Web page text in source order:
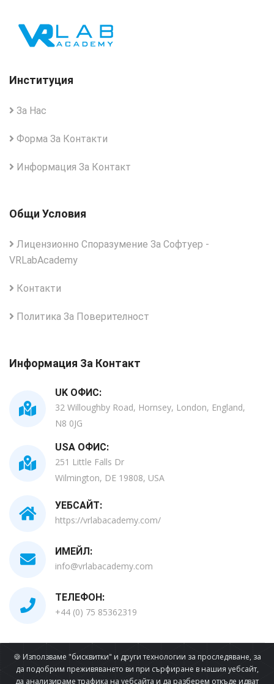
🍪 Използваме "бисквитки" и други технологии за проследяване, за
да подобрим преживяването ви при сърфиране в нашия уебсайт,
да анализираме трафика на уебсайта и да разберем откъде идват
Институция
За Нас
Форма За Контакти
Информация За Контакт
Общи Условия
Лицензионно Споразумение За Софтуер -
VRLabAcademy
Контакти
Политика За Поверителност
Информация За Контакт
UK ОФИС:
32 Willoughby Road, Hornsey, London, England,
N8 0JG
USA ОФИС:
251 Little Falls Dr
Wilmington, DE 19808, USA
УЕБСАЙТ:
https://vrlabacademy.com/
ИМЕЙЛ:
info@vrlabacademy.com
ТЕЛЕФОН:
+44 (0) 75 85362319
Всички Права Запазени © 2026